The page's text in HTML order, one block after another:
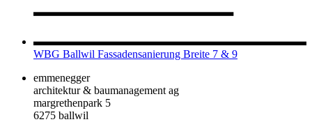
WBG Ballwil Fassadensanierung Breite 7 & 9
emmenegger
architektur & baumanagement ag
margrethenpark 5
6275 ballwil